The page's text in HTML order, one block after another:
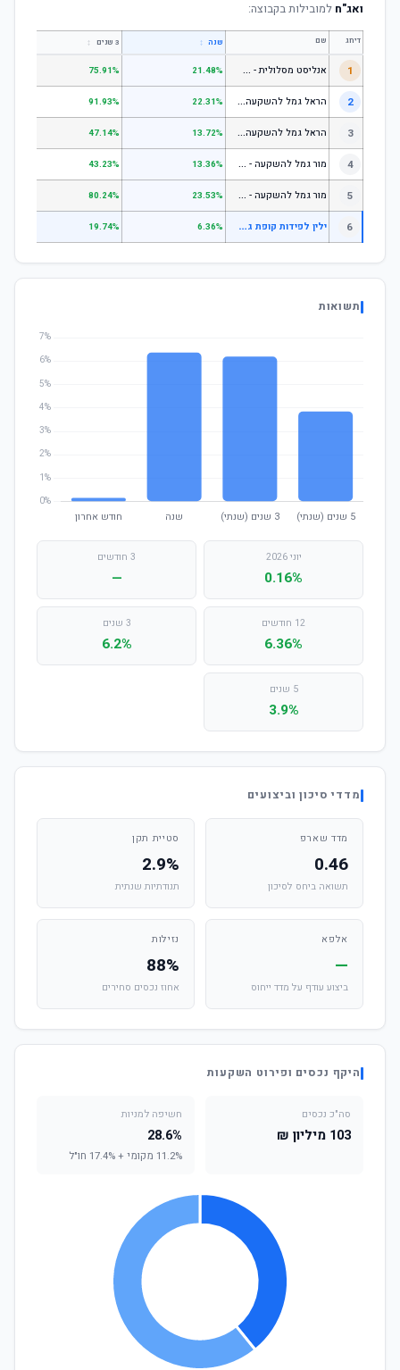
ואג"ח למובילות בקבוצה:
דירוג שם שנה ↕ 3 שנים ↕
1 א
נליסט מסלולית - קופת גמל להשקעה מניות 21.48%
75.91%
2 ה
ראל גמל להשקעה מניות 22.31%
91.93%
3 ה
ראל גמל להשקעה כללי 13.72%
47.14%
4 מ
ור גמל להשקעה - כללי 13.36%
43.23%
5 מ
ור גמל להשקעה - מניות 23.53%
80.24%
6 י
לין לפידות קופת גמל להשקעה מסלול אשראי ואג"ח 6.36%
19.74%
תשואות
יוני 2026
0.16%
3 חודשים
—
12 חודשים
6.36%
3 שנים
6.2%
5 שנים
3.9%
מדדי סיכון וביצועים
מדד שארפ
0.46
תשואה ביחס לסיכון
סטיית תקן
2.9%
תנודתיות שנתית
אלפא
—
ביצוע עודף על מדד ייחוס
נזילות
88%
אחוז נכסים סחירים
היקף נכסים ופירוט השקעות
סה"כ נכסים
103 מיליון ₪
חשיפה למניות
28.6%
11.2% מקומי + 17.4% חו"ל